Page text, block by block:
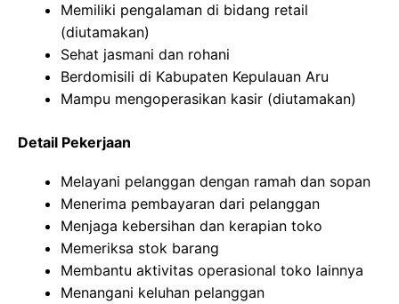
Memiliki pengalaman di bidang retail
(diutamakan)
Sehat jasmani dan rohani
Berdomisili di Kabupaten Kepulauan Aru
Mampu mengoperasikan kasir (diutamakan)
Detail Pekerjaan
Melayani pelanggan dengan ramah dan sopan
Menerima pembayaran dari pelanggan
Menjaga kebersihan dan kerapian toko
Memeriksa stok barang
Membantu aktivitas operasional toko lainnya
Menangani keluhan pelanggan